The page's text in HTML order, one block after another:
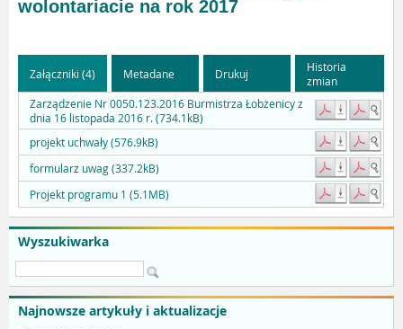
Wyszukiwarka
Najnowsze artykuły i aktualizacje
wolontariacie na rok 2017
Załączniki (4) Metadane Drukuj
Historia
zmian
Zarządzenie Nr 0050.123.2016 Burmistrza Łobżenicy z
dnia 16 listopada 2016 r. (734.1kB)
projekt uchwały (576.9kB)
formularz uwag (337.2kB)
Projekt programu 1 (5.1MB)